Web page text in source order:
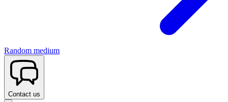
Random medium
Contact us